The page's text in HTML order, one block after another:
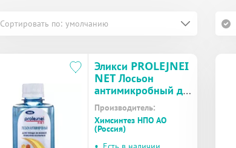
Сортировать по: умолчанию
Эликси PROLEJNEI
NET Лосьон
антимикробный д/
ухода за лежачими
больными
прополис фл.100мл
Производитель:
Химсинтез НПО АО
(Россия)